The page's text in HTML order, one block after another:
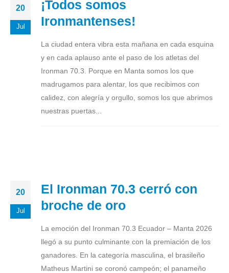
20
Jul
¡Todos somos
Ironmantenses!
La ciudad entera vibra esta mañana en cada esquina
y en cada aplauso ante el paso de los atletas del
Ironman 70.3. Porque en Manta somos los que
madrugamos para alentar, los que recibimos con
calidez, con alegría y orgullo, somos los que abrimos
nuestras puertas...
20
Jul
El Ironman 70.3 cerró con
broche de oro
La emoción del Ironman 70.3 Ecuador – Manta 2026
llegó a su punto culminante con la premiación de los
ganadores. En la categoría masculina, el brasileño
Matheus Martini se coronó campeón; el panameño